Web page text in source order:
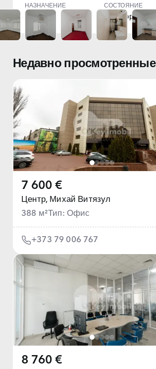
НАЗНАЧЕНИЕ
Офис
СОСТОЯНИЕ
Евроремонт
Недавно просмотренные
7 600 €
Центр, Михай Витязул
388 м²Тип: Офис
+373 79 006 767
8 760 €